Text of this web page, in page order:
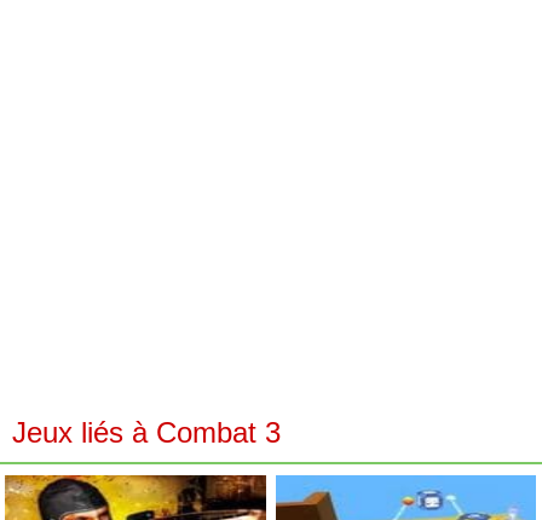
Jeux liés à Combat 3